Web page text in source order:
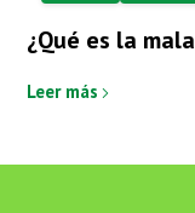
¿Qué es la
Leer más